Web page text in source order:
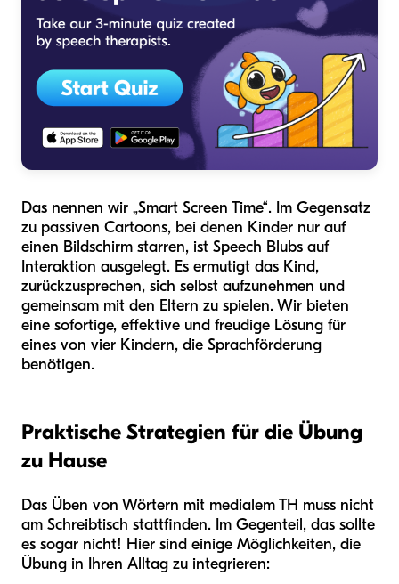
Das nennen wir „Smart Screen Time“. Im Gegensatz
zu passiven Cartoons, bei denen Kinder nur auf
einen Bildschirm starren, ist Speech Blubs auf
Interaktion ausgelegt. Es ermutigt das Kind,
zurückzusprechen, sich selbst aufzunehmen und
gemeinsam mit den Eltern zu spielen. Wir bieten
eine sofortige, effektive und freudige Lösung für
eines von vier Kindern, die Sprachförderung
benötigen.
Praktische Strategien für die Übung
zu Hause
Das Üben von Wörtern mit medialem TH muss nicht
am Schreibtisch stattfinden. Im Gegenteil, das sollte
es sogar nicht! Hier sind einige Möglichkeiten, die
Übung in Ihren Alltag zu integrieren: